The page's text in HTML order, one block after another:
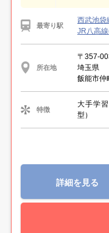
最寄り駅
西武池袋
JR八高
所在地
〒357-
埼玉県
飯能市仲
特徴
大手学
型）
詳細を見る